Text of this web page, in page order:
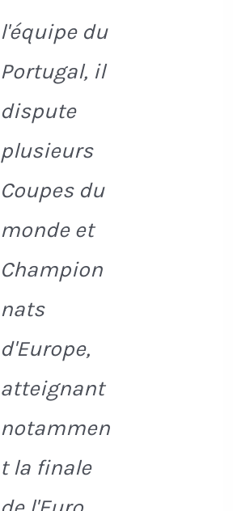
l'équipe du
Portugal, il
dispute
plusieurs
Coupes du
monde et
Champion
nats
d'Europe,
atteignant
notammen
t la finale